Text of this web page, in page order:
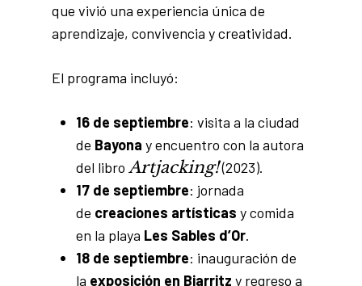
que vivió una experiencia única de
aprendizaje, convivencia y creatividad.
El programa incluyó:
16 de septiembre: visita a la ciudad
de Bayona y encuentro con la autora
del libro Artjacking!(2023).
17 de septiembre: jornada
de creaciones artísticas y comida
en la playa Les Sables d’Or.
18 de septiembre: inauguración de
la exposición en Biarritz y regreso a